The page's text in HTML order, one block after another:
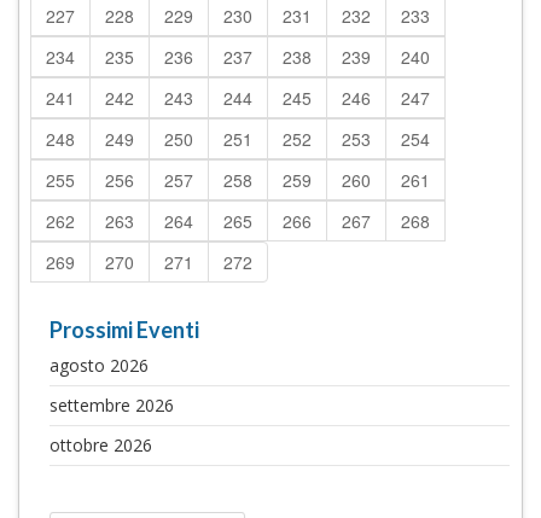
227
228 229 230 231 232
233
234
235 236 237 238 239
240
241
242 243 244 245 246
247
248
249 250 251 252 253
254
255
256 257 258 259 260
261
262
263 264 265 266 267
268
269
270 271 272
Prossimi Eventi
agosto 2026
settembre 2026
ottobre 2026